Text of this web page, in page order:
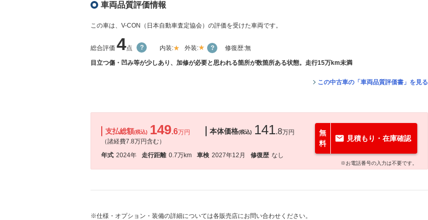
車両品質評価情報
この車は、V-CON（日本自動車査定協会）の評価を受けた車両です。
総合評価 4点 内装: 外装: 修復歴:無
目立つ傷・凹み等が少しあり、加修が必要と思われる箇所が数箇所ある状態。走行15万km未満
この中古車の「車両品質評価書」を見る
支払総額(税込) 149.6万円
（諸経費7.8万円含む）
本体価格(税込) 141.8万円
年式 2024年 走行距離 0.7万km 車検 2027年12月 修復歴 なし
無
料
見積もり・在庫確認
※お電話番号の入力は不要です。
※仕様・オプション・装備の詳細については各販売店にお問い合わせください。